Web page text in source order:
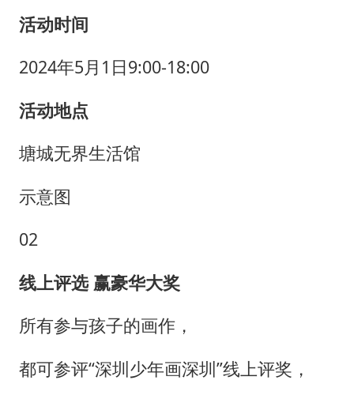
活动时间
2024年5月1日9:00-18:00
活动地点
塘城无界生活馆
示意图
02
线上评选 赢豪华大奖
所有参与孩子的画作，
都可参评“深圳少年画深圳”线上评奖，